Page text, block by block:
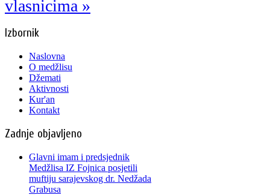
vlasnicima »
Izbornik
Naslovna
O medžlisu
Džemati
Aktivnosti
Kur'an
Kontakt
Zadnje objavljeno
Glavni imam i predsjednik
Medžlisa IZ Fojnica posjetili
muftiju sarajevskog dr. Nedžada
Grabusa